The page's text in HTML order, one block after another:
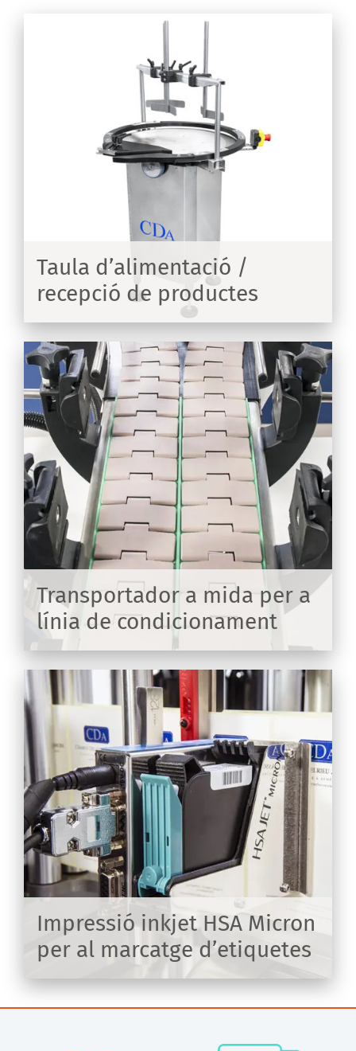
Taula d’alimentació /
recepció de productes
Transportador a mida per a
línia de condicionament
Impressió inkjet HSA Micron
per al marcatge d’etiquetes